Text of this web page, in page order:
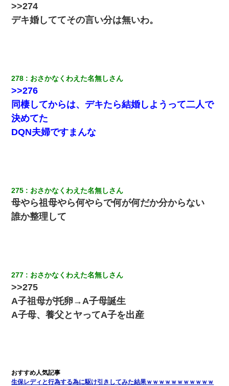
>>274
デキ婚しててその言い分は無いわ。
278 おさかなくわえた名無しさん
>>276
同棲してからは、デキたら結婚しようって二人で
決めてた
DQN夫婦ですまんな
275 おさかなくわえた名無しさん
母やら祖母やら何やらで何が何だか分からない
誰か整理して
277 おさかなくわえた名無しさん
>>275
A子祖母が托卵→A子母誕生
A子母、養父とヤってA子を出産
生保レディと行為する為に駆け引きしてみた結果ｗｗｗｗｗｗｗｗｗｗｗ